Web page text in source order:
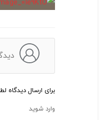
برای ارسال دیدگاه
وارد شوید